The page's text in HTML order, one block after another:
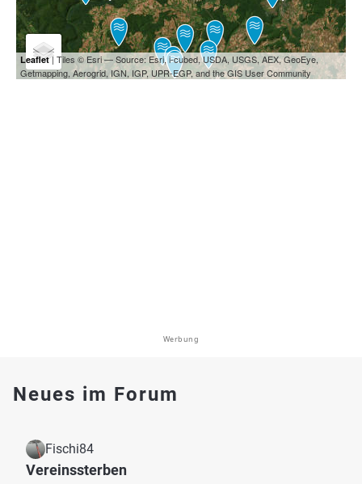
Leaflet| Tiles © Esri — Source: Esri, i-cubed, USDA, USGS, AEX, GeoEye,
Getmapping, Aerogrid, IGN, IGP, UPR-EGP, and the GIS User Community
Werbung
Neues im Forum
Fischi84
Vereinssterben